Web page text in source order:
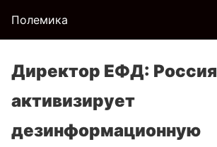
Полемика
Директор ЕФД: Россия
активизирует
дезинформационную